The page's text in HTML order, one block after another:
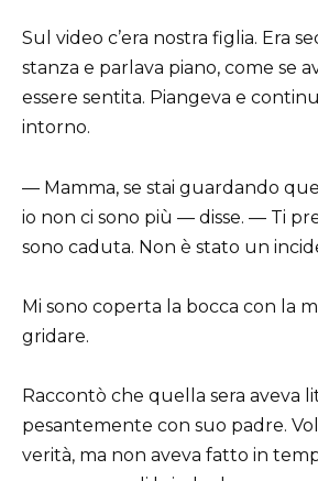
Sul video c’era nostra figlia. Era
stanza e parlava piano, come se
essere sentita. Piangeva e
intorno.
— Mamma, se stai guardando
io non ci sono più — disse. — Ti
sono caduta. Non è stato un
Mi sono coperta la bocca con la
gridare.
Raccontò che quella sera aveva
pesantemente con suo padre.
verità, ma non aveva fatto in